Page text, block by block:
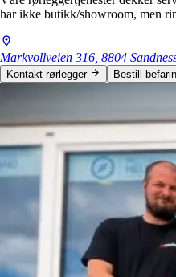
har ikke butikk/showroom, men
Markvollveien 316 8804
Kontakt rørlegger Bestill